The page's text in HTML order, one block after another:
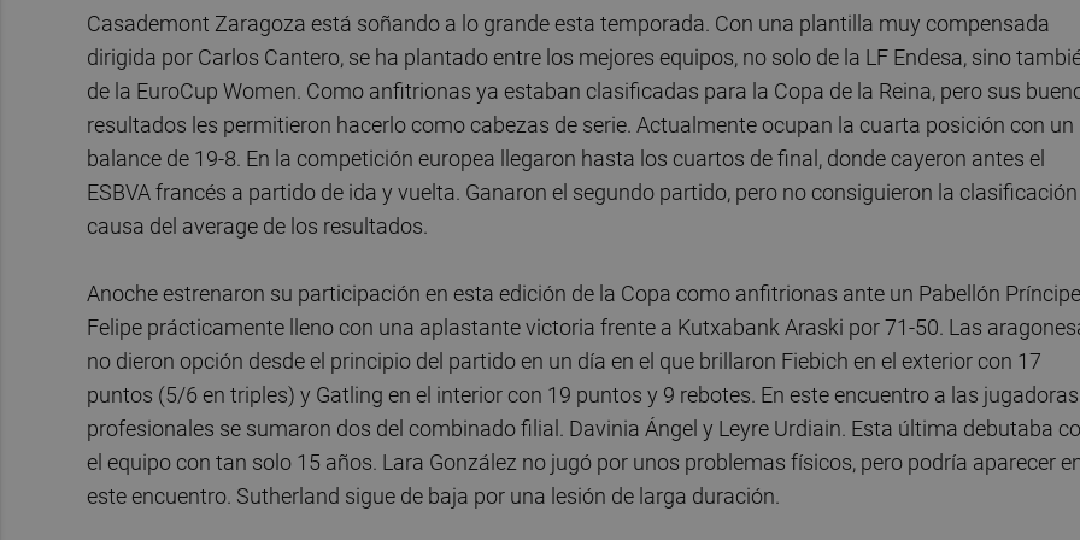
Casademont Zaragoza está soñando a lo grande esta temporada. Con una plantilla muy compensada
dirigida por Carlos Cantero, se ha plantado entre los mejores equipos, no solo de la LF Endesa, sino
de la EuroCup Women. Como anfitrionas ya estaban clasificadas para la Copa de la Reina, pero sus
resultados les permitieron hacerlo como cabezas de serie. Actualmente ocupan la cuarta posición con un
balance de 19-8. En la competición europea llegaron hasta los cuartos de final, donde cayeron antes el
ESBVA francés a partido de ida y vuelta. Ganaron el segundo partido, pero no consiguieron la
causa del average de los resultados.
Anoche estrenaron su participación en esta edición de la Copa como anfitrionas ante un Pabellón Príncipe
Felipe prácticamente lleno con una aplastante victoria frente a Kutxabank Araski por 71-50. Las
no dieron opción desde el principio del partido en un día en el que brillaron Fiebich en el exterior con 17
puntos (5/6 en triples) y Gatling en el interior con 19 puntos y 9 rebotes. En este encuentro a las jugadoras
profesionales se sumaron dos del combinado filial. Davinia Ángel y Leyre Urdiain. Esta última debutaba
el equipo con tan solo 15 años. Lara González no jugó por unos problemas físicos, pero podría aparecer
este encuentro. Sutherland sigue de baja por una lesión de larga duración.